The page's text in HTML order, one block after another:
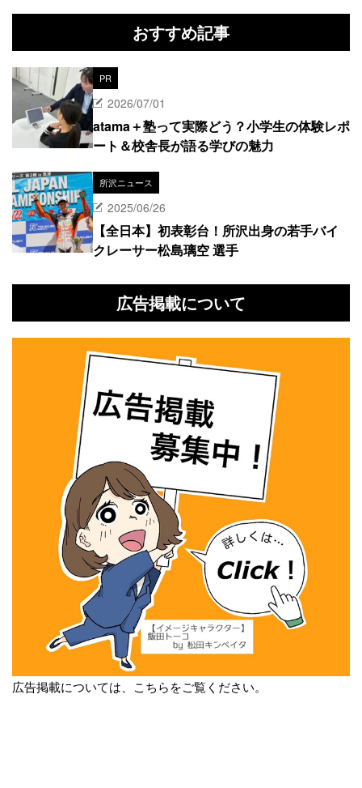
おすすめ記事
PR
2026/07/01
atama＋塾って実際どう？小学生の体験レポ
ート＆校舎長が語る学びの魅力
所沢ニュース
2025/06/26
【全日本】初表彰台！所沢出身の若手バイ
クレーサー松島璃空 選手
広告掲載について
広告掲載については、こちらをご覧ください。